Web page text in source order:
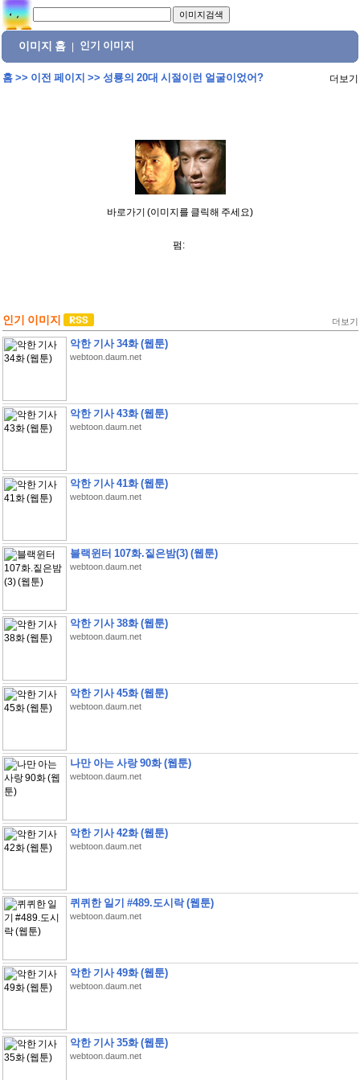
이미지 홈 인기 이미지
홈>> 이전 페이지 >> 성룡의 20대 시절이런 얼굴이었어? 더보기
바로가기 (이미지를 클릭해 주세요)
펌:
인기 이미지 더보기
악한 기사 34화 (웹툰)
webtoon.daum.net
악한 기사 43화 (웹툰)
webtoon.daum.net
악한 기사 41화 (웹툰)
webtoon.daum.net
블랙윈터 107화.짙은밤(3) (웹툰)
webtoon.daum.net
악한 기사 38화 (웹툰)
webtoon.daum.net
악한 기사 45화 (웹툰)
webtoon.daum.net
나만 아는 사랑 90화 (웹툰)
webtoon.daum.net
악한 기사 42화 (웹툰)
webtoon.daum.net
퀴퀴한 일기 #489.도시락 (웹툰)
webtoon.daum.net
악한 기사 49화 (웹툰)
webtoon.daum.net
악한 기사 35화 (웹툰)
webtoon.daum.net